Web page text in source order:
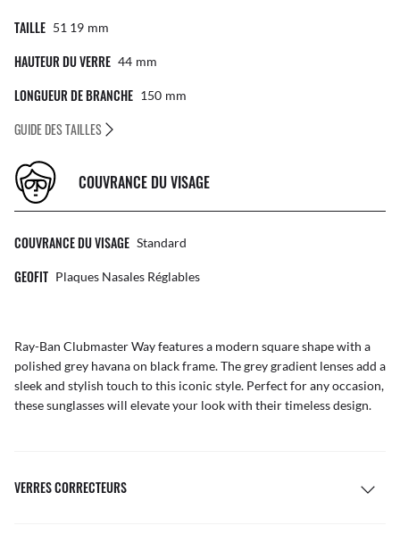
TAILLE 51 19 Mm
HAUTEUR DU VERRE 44 Mm
LONGUEUR DE BRANCHE 150 Mm
GUIDE DES TAILLES
COUVRANCE DU VISAGE
COUVRANCE DU VISAGE Standard
GEOFIT Plaques Nasales Réglables
Ray-Ban Clubmaster Way features a modern square shape with a
polished grey havana on black frame. The grey gradient lenses add a
sleek and stylish touch to this iconic style. Perfect for any occasion,
these sunglasses will elevate your look with their timeless design.
VERRES CORRECTEURS